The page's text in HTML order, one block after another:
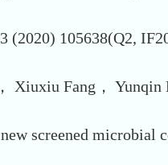
(2020) 105638(Q2,
Xiuxiu Fang， Yunqin
screened microbial